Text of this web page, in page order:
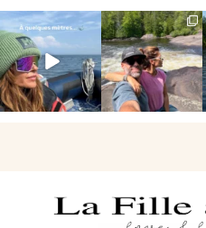
Voir une baleine
en photo, c’est
impressionnant
🐋...
Les Laurentides,
le Québec
version nature.
...